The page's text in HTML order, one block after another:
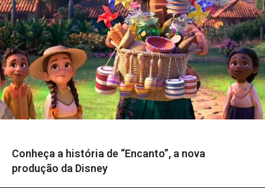
Conheça a história de “Encanto”, a nova
produção da Disney